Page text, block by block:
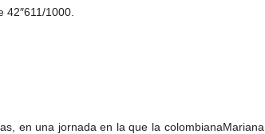
1000.
en una jornada en la que la colombianaMariana